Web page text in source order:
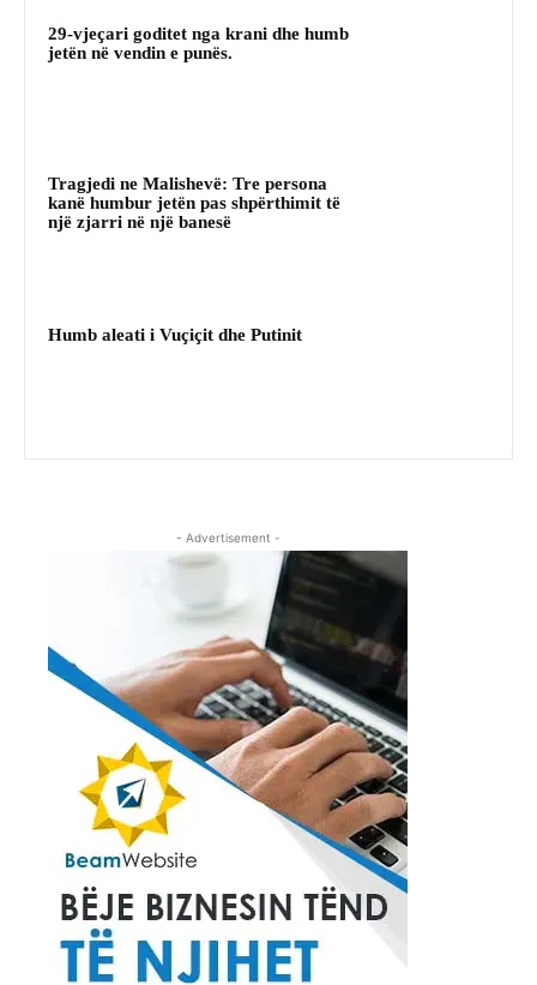
29-vjeçari goditet nga krani dhe humb
jetën në vendin e punës.
Tragjedi ne Malishevë: Tre persona
kanë humbur jetën pas shpërthimit të
një zjarri në një banesë
Humb aleati i Vuçiçit dhe Putinit
- Advertisement -